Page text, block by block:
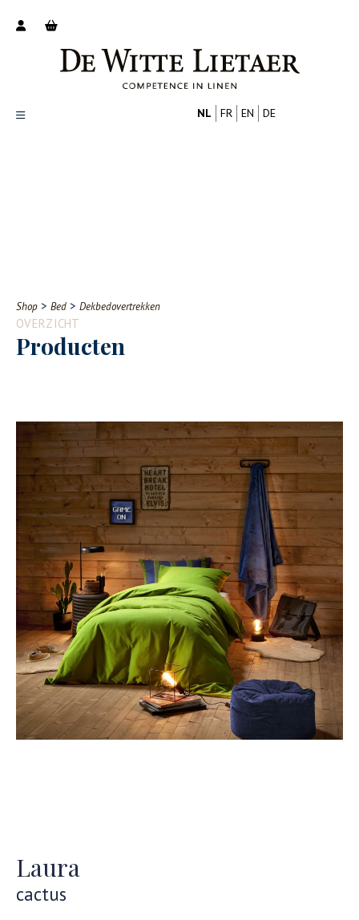
Contact
NL FR EN DE
Shop > Bed > Dekbedovertrekken
OVERZICHT
Producten
Laura
cactus